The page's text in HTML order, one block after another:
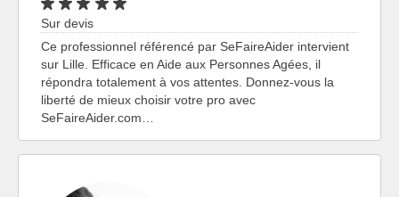
Sur devis
Ce professionnel référencé par SeFaireAider intervient
sur Lille. Efficace en Aide aux Personnes Agées, il
répondra totalement à vos attentes. Donnez-vous la
liberté de mieux choisir votre pro avec
SeFaireAider.com…